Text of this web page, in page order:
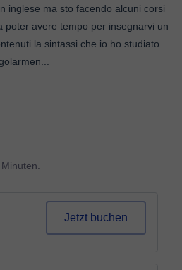
inglese ma sto facendo alcuni corsi
poter avere tempo per insegnarvi un
la sintassi che io ho studiato
Jetzt buchen